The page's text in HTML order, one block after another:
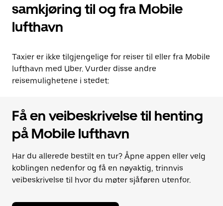
samkjøring til og fra Mobile
lufthavn
Taxier er ikke tilgjengelige for reiser til eller fra Mobile
lufthavn med Uber. Vurder disse andre
reisemulighetene i stedet:
Få en veibeskrivelse til henting
på Mobile lufthavn
Har du allerede bestilt en tur? Åpne appen eller velg
koblingen nedenfor og få en nøyaktig, trinnvis
veibeskrivelse til hvor du møter sjåføren utenfor.